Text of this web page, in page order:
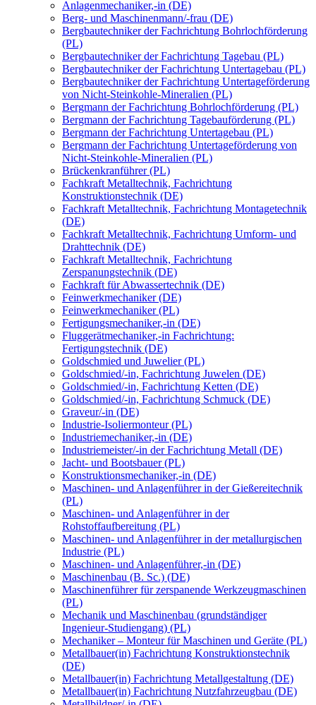
Anlagenmechaniker,-in (DE)
Berg- und Maschinenmann/-frau (DE)
Bergbautechniker der Fachrichtung Bohrlochförderung
(PL)
Bergbautechniker der Fachrichtung Tagebau (PL)
Bergbautechniker der Fachrichtung Untertagebau (PL)
Bergbautechniker der Fachrichtung Untertageförderung
von Nicht-Steinkohle-Mineralien (PL)
Bergmann der Fachrichtung Bohrlochförderung (PL)
Bergmann der Fachrichtung Tagebauförderung (PL)
Bergmann der Fachrichtung Untertagebau (PL)
Bergmann der Fachrichtung Untertageförderung von
Nicht-Steinkohle-Mineralien (PL)
Brückenkranführer (PL)
Fachkraft Metalltechnik, Fachrichtung
Konstruktionstechnik (DE)
Fachkraft Metalltechnik, Fachrichtung Montagetechnik
(DE)
Fachkraft Metalltechnik, Fachrichtung Umform- und
Drahttechnik (DE)
Fachkraft Metalltechnik, Fachrichtung
Zerspanungstechnik (DE)
Fachkraft für Abwassertechnik (DE)
Feinwerkmechaniker (DE)
Feinwerkmechaniker (PL)
Fertigungsmechaniker,-in (DE)
Fluggerätmechaniker,-in Fachrichtung:
Fertigungstechnik (DE)
Goldschmied und Juwelier (PL)
Goldschmied/-in, Fachrichtung Juwelen (DE)
Goldschmied/-in, Fachrichtung Ketten (DE)
Goldschmied/-in, Fachrichtung Schmuck (DE)
Graveur/-in (DE)
Industrie-Isoliermonteur (PL)
Industriemechaniker,-in (DE)
Industriemeister/-in der Fachrichtung Metall (DE)
Jacht- und Bootsbauer (PL)
Konstruktionsmechaniker,-in (DE)
Maschinen- und Anlagenführer in der Gießereitechnik
(PL)
Maschinen- und Anlagenführer in der
Rohstoffaufbereitung (PL)
Maschinen- und Anlagenführer in der metallurgischen
Industrie (PL)
Maschinen- und Anlagenführer,-in (DE)
Maschinenbau (B. Sc.) (DE)
Maschinenführer für zerspanende Werkzeugmaschinen
(PL)
Mechanik und Maschinenbau (grundständiger
Ingenieur-Studiengang) (PL)
Mechaniker – Monteur für Maschinen und Geräte (PL)
Metallbauer(in) Fachrichtung Konstruktionstechnik
(DE)
Metallbauer(in) Fachrichtung Metallgestaltung (DE)
Metallbauer(in) Fachrichtung Nutzfahrzeugbau (DE)